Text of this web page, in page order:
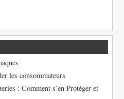
les consommateurs
: Comment s’en Protéger et